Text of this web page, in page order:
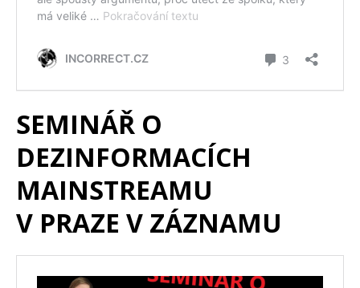
SEMINÁŘ O
DEZINFORMACÍCH
MAINSTREAMU
V PRAZE V ZÁZNAMU